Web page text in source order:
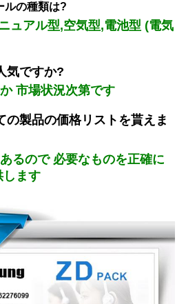
ルの種類は?
ュアル型,空気型,電池型 (電気
気ですか?
市場状況次第です
の製品の価格リストを貰えま
るので 必要なものを正確に
します